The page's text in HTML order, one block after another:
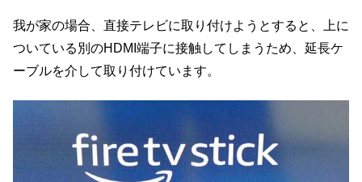
我が家の場合、直接テレビに取り付けようとすると、上に
ついている別のHDMI端子に接触してしまうため、延長ケ
ーブルを介して取り付けています。